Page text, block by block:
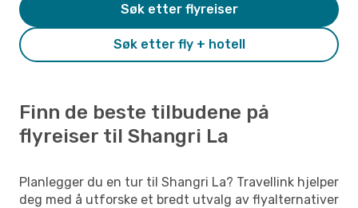
Søk etter fly + hotell
Søk etter flyreiser
Finn de beste tilbudene på
flyreiser til Shangri La
Planlegger du en tur til Shangri La? Travellink hjelper
deg med å utforske et bredt utvalg av flyalternativer